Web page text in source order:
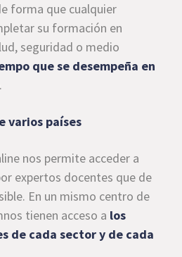
forma que cualquier
su formación en
seguridad o medio
que se desempeña en
.
varios países
nos permite acceder a
expertos docentes que de
En un mismo centro de
tienen acceso a los
de cada sector y de cada